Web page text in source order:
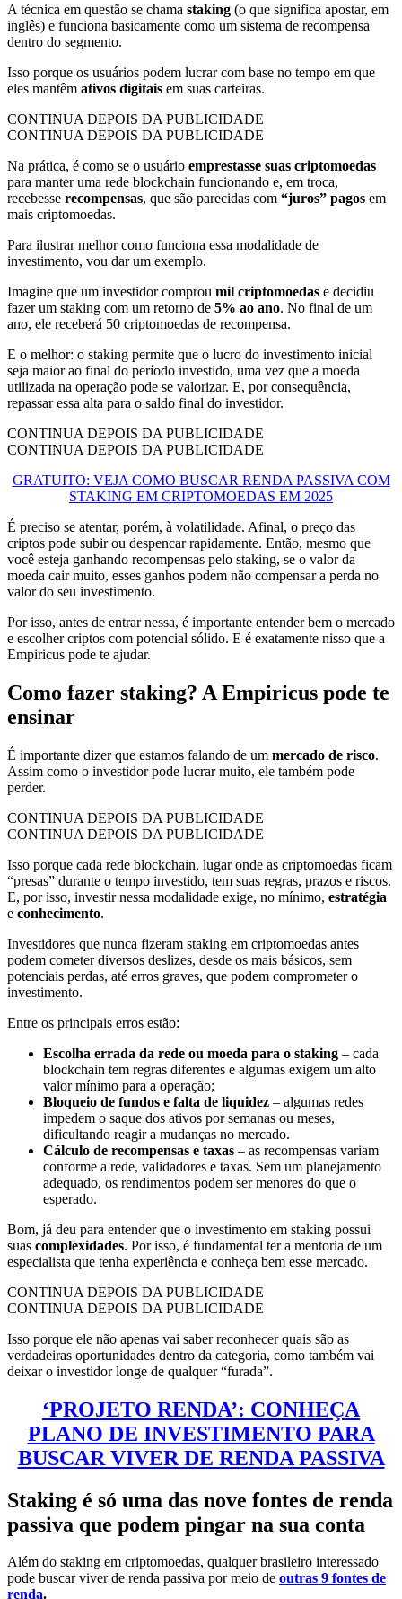
A técnica em questão se chama staking (o que significa apostar, em
inglês) e funciona basicamente como um sistema de recompensa
dentro do segmento.
Isso porque os usuários podem lucrar com base no tempo em que
eles mantêm ativos digitais em suas carteiras.
CONTINUA DEPOIS DA PUBLICIDADE
CONTINUA DEPOIS DA PUBLICIDADE
Na prática, é como se o usuário emprestasse suas criptomoedas
para manter uma rede blockchain funcionando e, em troca,
recebesse recompensas, que são parecidas com “juros” pagos em
mais criptomoedas.
Para ilustrar melhor como funciona essa modalidade de
investimento, vou dar um exemplo.
Imagine que um investidor comprou mil criptomoedas e decidiu
fazer um staking com um retorno de 5% ao ano. No final de um
ano, ele receberá 50 criptomoedas de recompensa.
E o melhor: o staking permite que o lucro do investimento inicial
seja maior ao final do período investido, uma vez que a moeda
utilizada na operação pode se valorizar. E, por consequência,
repassar essa alta para o saldo final do investidor.
CONTINUA DEPOIS DA PUBLICIDADE
CONTINUA DEPOIS DA PUBLICIDADE
GRATUITO: VEJA COMO BUSCAR RENDA PASSIVA COM
STAKING EM CRIPTOMOEDAS EM 2025
É preciso se atentar, porém, à volatilidade. Afinal, o preço das
criptos pode subir ou despencar rapidamente. Então, mesmo que
você esteja ganhando recompensas pelo staking, se o valor da
moeda cair muito, esses ganhos podem não compensar a perda no
valor do seu investimento.
Por isso, antes de entrar nessa, é importante entender bem o mercado
e escolher criptos com potencial sólido. E é exatamente nisso que a
Empiricus pode te ajudar.
Como fazer staking? A Empiricus pode te
ensinar
É importante dizer que estamos falando de um mercado de risco.
Assim como o investidor pode lucrar muito, ele também pode
perder.
CONTINUA DEPOIS DA PUBLICIDADE
CONTINUA DEPOIS DA PUBLICIDADE
Isso porque cada rede blockchain, lugar onde as criptomoedas ficam
“presas” durante o tempo investido, tem suas regras, prazos e riscos.
E, por isso, investir nessa modalidade exige, no mínimo, estratégia
e conhecimento.
Investidores que nunca fizeram staking em criptomoedas antes
podem cometer diversos deslizes, desde os mais básicos, sem
potenciais perdas, até erros graves, que podem comprometer o
investimento.
Entre os principais erros estão:
Escolha errada da rede ou moeda para o staking – cada
blockchain tem regras diferentes e algumas exigem um alto
valor mínimo para a operação;
Bloqueio de fundos e falta de liquidez – algumas redes
impedem o saque dos ativos por semanas ou meses,
dificultando reagir a mudanças no mercado.
Cálculo de recompensas e taxas – as recompensas variam
conforme a rede, validadores e taxas. Sem um planejamento
adequado, os rendimentos podem ser menores do que o
esperado.
Bom, já deu para entender que o investimento em staking possui
suas complexidades. Por isso, é fundamental ter a mentoria de um
especialista que tenha experiência e conheça bem esse mercado.
CONTINUA DEPOIS DA PUBLICIDADE
CONTINUA DEPOIS DA PUBLICIDADE
Isso porque ele não apenas vai saber reconhecer quais são as
verdadeiras oportunidades dentro da categoria, como também vai
deixar o investidor longe de qualquer “furada”.
‘PROJETO RENDA’: CONHEÇA
PLANO DE INVESTIMENTO PARA
BUSCAR VIVER DE RENDA PASSIVA
Staking é só uma das nove fontes de renda
passiva que podem pingar na sua conta
Além do staking em criptomoedas, qualquer brasileiro interessado
pode buscar viver de renda passiva por meio de outras 9 fontes de
renda.